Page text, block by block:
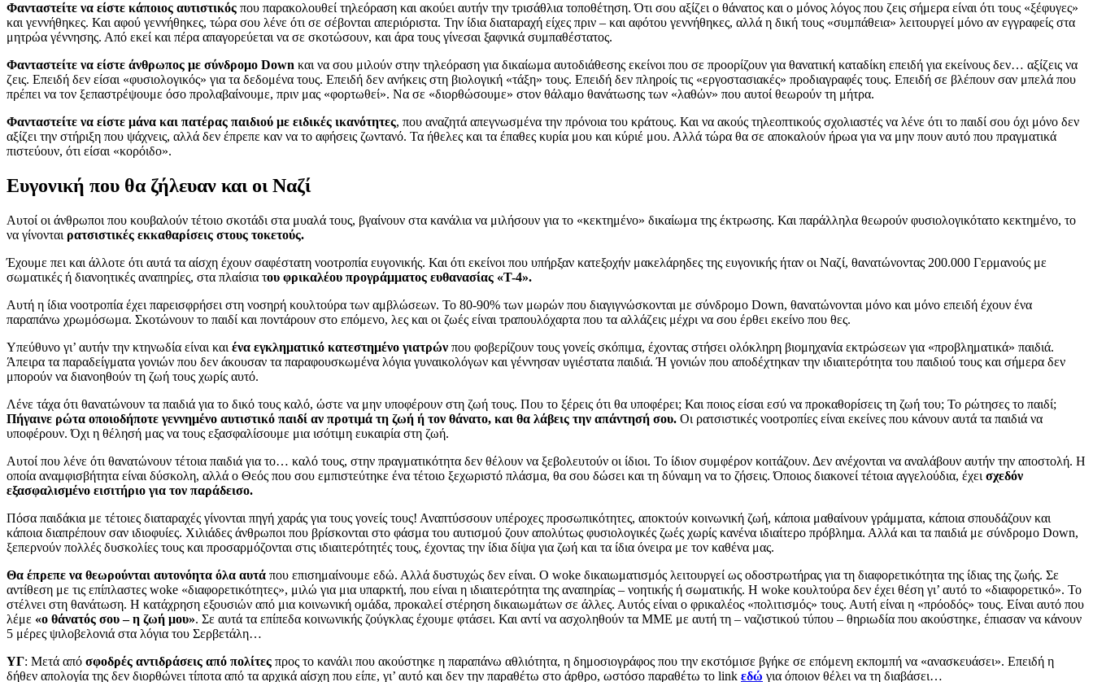
Φανταστείτε να είστε κάποιος αυτιστικός που παρακολουθεί τηλεόραση και ακούει αυτήν την τρισάθλια τοποθέτηση. Ότι σου αξίζει ο θάνατος και ο μόνος λόγος που ζεις σήμερα είναι ότι τους «ξέφυγες»
και γεννήθηκες. Και αφού γεννήθηκες, τώρα σου λένε ότι σε σέβονται απεριόριστα. Την ίδια διαταραχή είχες πριν – και αφότου γεννήθηκες, αλλά η δική τους «συμπάθεια» λειτουργεί μόνο αν εγγραφείς στα
μητρώα γέννησης. Από εκεί και πέρα απαγορεύεται να σε σκοτώσουν, και άρα τους γίνεσαι ξαφνικά συμπαθέστατος.
Φανταστείτε να είστε άνθρωπος με σύνδρομο Down και να σου μιλούν στην τηλεόραση για δικαίωμα αυτοδιάθεσης εκείνοι που σε προορίζουν για θανατική καταδίκη επειδή για εκείνους δεν… αξίζεις να
ζεις. Επειδή δεν είσαι «φυσιολογικός» για τα δεδομένα τους. Επειδή δεν ανήκεις στη βιολογική «τάξη» τους. Επειδή δεν πληροίς τις «εργοστασιακές» προδιαγραφές τους. Επειδή σε βλέπουν σαν μπελά που
πρέπει να τον ξεπαστρέψουμε όσο προλαβαίνουμε, πριν μας «φορτωθεί». Να σε «διορθώσουμε» στον θάλαμο θανάτωσης των «λαθών» που αυτοί θεωρούν τη μήτρα.
Φανταστείτε να είστε μάνα και πατέρας παιδιού με ειδικές ικανότητες, που αναζητά απεγνωσμένα την πρόνοια του κράτους. Και να ακούς τηλεοπτικούς σχολιαστές να λένε ότι το παιδί σου όχι μόνο δεν
αξίζει την στήριξη που ψάχνεις, αλλά δεν έπρεπε καν να το αφήσεις ζωντανό. Τα ήθελες και τα έπαθες κυρία μου και κύριέ μου. Αλλά τώρα θα σε αποκαλούν ήρωα για να μην πουν αυτό που πραγματικά
πιστεύουν, ότι είσαι «κορόιδο».
Ευγονική που θα ζήλευαν και οι Ναζί
Αυτοί οι άνθρωποι που κουβαλούν τέτοιο σκοτάδι στα μυαλά τους, βγαίνουν στα κανάλια να μιλήσουν για το «κεκτημένο» δικαίωμα της έκτρωσης. Και παράλληλα θεωρούν φυσιολογικότατο κεκτημένο, το
να γίνονται ρατσιστικές εκκαθαρίσεις στους τοκετούς.
Έχουμε πει και άλλοτε ότι αυτά τα αίσχη έχουν σαφέστατη νοοτροπία ευγονικής. Και ότι εκείνοι που υπήρξαν κατεξοχήν μακελάρηδες της ευγονικής ήταν οι Ναζί, θανατώνοντας 200.000 Γερμανούς με
σωματικές ή διανοητικές αναπηρίες, στα πλαίσια του φρικαλέου προγράμματος ευθανασίας «T-4».
Αυτή η ίδια νοοτροπία έχει παρεισφρήσει στη νοσηρή κουλτούρα των αμβλώσεων. Το 80-90% των μωρών που διαγιγνώσκονται με σύνδρομο Down, θανατώνονται μόνο και μόνο επειδή έχουν ένα
παραπάνω χρωμόσωμα. Σκοτώνουν το παιδί και ποντάρουν στο επόμενο, λες και οι ζωές είναι τραπουλόχαρτα που τα αλλάζεις μέχρι να σου έρθει εκείνο που θες.
Υπεύθυνο γι’ αυτήν την κτηνωδία είναι και ένα εγκληματικό κατεστημένο γιατρών που φοβερίζουν τους γονείς σκόπιμα, έχοντας στήσει ολόκληρη βιομηχανία εκτρώσεων για «προβληματικά» παιδιά.
Άπειρα τα παραδείγματα γονιών που δεν άκουσαν τα παραφουσκωμένα λόγια γυναικολόγων και γέννησαν υγιέστατα παιδιά. Ή γονιών που αποδέχτηκαν την ιδιαιτερότητα του παιδιού τους και σήμερα δεν
μπορούν να διανοηθούν τη ζωή τους χωρίς αυτό.
Λένε τάχα ότι θανατώνουν τα παιδιά για το δικό τους καλό, ώστε να μην υποφέρουν στη ζωή τους. Που το ξέρεις ότι θα υποφέρει; Και ποιος είσαι εσύ να προκαθορίσεις τη ζωή του; Το ρώτησες το παιδί;
Πήγαινε ρώτα οποιοδήποτε γεννημένο αυτιστικό παιδί αν προτιμά τη ζωή ή τον θάνατο, και θα λάβεις την απάντησή σου. Οι ρατσιστικές νοοτροπίες είναι εκείνες που κάνουν αυτά τα παιδιά να
υποφέρουν. Όχι η θέλησή μας να τους εξασφαλίσουμε μια ισότιμη ευκαιρία στη ζωή.
Αυτοί που λένε ότι θανατώνουν τέτοια παιδιά για το… καλό τους, στην πραγματικότητα δεν θέλουν να ξεβολευτούν οι ίδιοι. Το ίδιον συμφέρον κοιτάζουν. Δεν ανέχονται να αναλάβουν αυτήν την αποστολή. Η
οποία αναμφισβήτητα είναι δύσκολη, αλλά ο Θεός που σου εμπιστεύτηκε ένα τέτοιο ξεχωριστό πλάσμα, θα σου δώσει και τη δύναμη να το ζήσεις. Όποιος διακονεί τέτοια αγγελούδια, έχει σχεδόν
εξασφαλισμένο εισιτήριο για τον παράδεισο.
Πόσα παιδάκια με τέτοιες διαταραχές γίνονται πηγή χαράς για τους γονείς τους! Αναπτύσσουν υπέροχες προσωπικότητες, αποκτούν κοινωνική ζωή, κάποια μαθαίνουν γράμματα, κάποια σπουδάζουν και
κάποια διαπρέπουν σαν ιδιοφυίες. Χιλιάδες άνθρωποι που βρίσκονται στο φάσμα του αυτισμού ζουν απολύτως φυσιολογικές ζωές χωρίς κανένα ιδιαίτερο πρόβλημα. Αλλά και τα παιδιά με σύνδρομο Down,
ξεπερνούν πολλές δυσκολίες τους και προσαρμόζονται στις ιδιαιτερότητές τους, έχοντας την ίδια δίψα για ζωή και τα ίδια όνειρα με τον καθένα μας.
Θα έπρεπε να θεωρούνται αυτονόητα όλα αυτά που επισημαίνουμε εδώ. Αλλά δυστυχώς δεν είναι. Ο woke δικαιωματισμός λειτουργεί ως οδοστρωτήρας για τη διαφορετικότητα της ίδιας της ζωής. Σε
αντίθεση με τις επίπλαστες woke «διαφορετικότητες», μιλώ για μια υπαρκτή, που είναι η ιδιαιτερότητα της αναπηρίας – νοητικής ή σωματικής. Η woke κουλτούρα δεν έχει θέση γι’ αυτό το «διαφορετικό». Το
στέλνει στη θανάτωση. Η κατάχρηση εξουσιών από μια κοινωνική ομάδα, προκαλεί στέρηση δικαιωμάτων σε άλλες. Αυτός είναι ο φρικαλέος «πολιτισμός» τους. Αυτή είναι η «πρόοδός» τους. Είναι αυτό που
λέμε «ο θάνατός σου – η ζωή μου». Σε αυτά τα επίπεδα κοινωνικής ζούγκλας έχουμε φτάσει. Και αντί να ασχοληθούν τα ΜΜΕ με αυτή τη – ναζιστικού τύπου – θηριωδία που ακούστηκε, έπιασαν να κάνουν
5 μέρες ψιλοβελονιά στα λόγια του Σερβετάλη…
ΥΓ: Μετά από σφοδρές αντιδράσεις από πολίτες προς το κανάλι που ακούστηκε η παραπάνω αθλιότητα, η δημοσιογράφος που την εκστόμισε βγήκε σε επόμενη εκπομπή να «ανασκευάσει». Επειδή η
δήθεν απολογία της δεν διορθώνει τίποτα από τα αρχικά αίσχη που είπε, γι’ αυτό και δεν την παραθέτω στο άρθρο, ωστόσο παραθέτω το link εδώ για όποιον θέλει να τη διαβάσει…